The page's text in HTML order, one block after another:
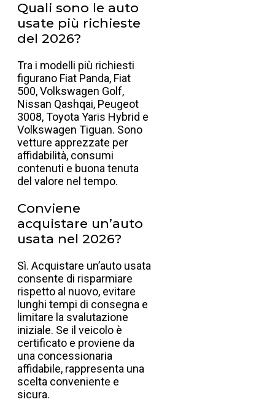
Quali sono le auto
usate più richieste
del 2026?
Tra i modelli più richiesti
figurano Fiat Panda, Fiat
500, Volkswagen Golf,
Nissan Qashqai, Peugeot
3008, Toyota Yaris Hybrid e
Volkswagen Tiguan. Sono
vetture apprezzate per
affidabilità, consumi
contenuti e buona tenuta
del valore nel tempo.
Conviene
acquistare un’auto
usata nel 2026?
Sì. Acquistare un’auto usata
consente di risparmiare
rispetto al nuovo, evitare
lunghi tempi di consegna e
limitare la svalutazione
iniziale. Se il veicolo è
certificato e proviene da
una concessionaria
affidabile, rappresenta una
scelta conveniente e
sicura.